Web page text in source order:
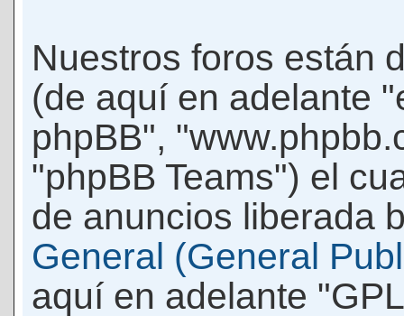
Nuestros foros están
(de aquí en adelante
phpBB",
"phpBB Teams") el
de anuncios liberada
General (General
aquí en adelante